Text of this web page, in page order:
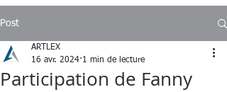
Post
Participation de Fanny
ARTLEX
16 avr. 2024 1 min de lecture